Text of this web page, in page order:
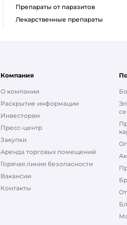
Препараты от паразитов
Лекарственные препараты
Компания
О компании
Раскрытие информации
Инвесторам
Пресс-центр
Закупки
Аренда торговых помещений
Горячая линия безопасности
Вакансии
Контакты